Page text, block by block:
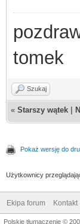
tomek
Szukaj
« Starszy wątek
Pokaż wersję do
Użytkownicy
Ekipa forum Kontakt
Polskie tłumaczenie ©